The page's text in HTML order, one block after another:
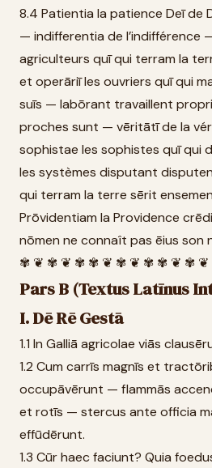
8.4 Patientia la patience Deī de
— indifferentia de l’indifférence
agriculteurs quī qui terram la
et operāriī les ouvriers quī qui
suīs — labōrant travaillent
proches sunt — vēritātī de la
sophistae les sophistes quī qui
les systèmes disputant
qui terram la terre sērit
Prōvidentiam la Providence
nōmen ne connaît pas ēius son
✾ ❦ ✾ ❦ ✾ ✾ ❦ ✾ ❦ ✾ ✾ ❦ ✾ ❦
Pars B (Textus Latīnus
I. Dē Rē Gestā
1.1 In Galliā agricolae viās
1.2 Cum carrīs magnīs et
occupāvērunt — flammās
et rotīs — stercus ante officia
effūdērunt.
1.3 Cūr haec faciunt? Quia